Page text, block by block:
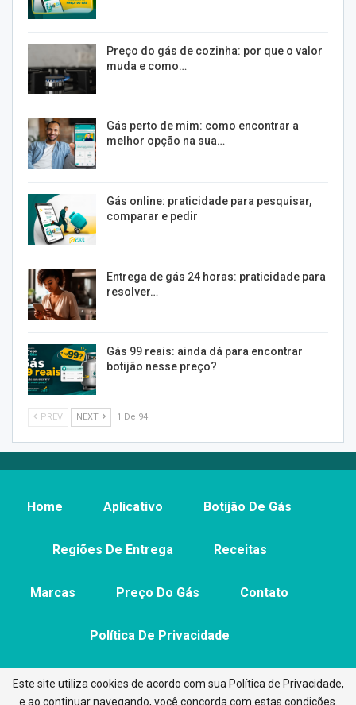
Preço do gás de cozinha: por que o valor
muda e como…
Gás perto de mim: como encontrar a
melhor opção na sua…
Gás online: praticidade para pesquisar,
comparar e pedir
Entrega de gás 24 horas: praticidade para
resolver…
Gás 99 reais: ainda dá para encontrar
botijão nesse preço?
PREV NEXT 1 De 94
Home Aplicativo Botijão De Gás
Regiões De Entrega Receitas
Marcas Preço Do Gás Contato
Política De Privacidade
Este site utiliza cookies de acordo com sua Política de Privacidade,
e ao continuar navegando, você concorda com estas condições.